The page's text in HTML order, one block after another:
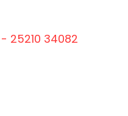
- 25210 34082